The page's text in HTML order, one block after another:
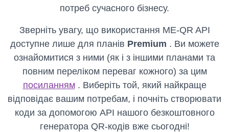
потреб сучасного бізнесу.
Зверніть увагу, що використання ME-QR API
доступне лише для планів Premium . Ви можете
ознайомитися з ними (як і з іншими планами та
повним переліком переваг кожного) за цим
посиланням. Виберіть той, який найкраще
відповідає вашим потребам, і почніть створювати
коди за допомогою API нашого безкоштовного
генератора QR-кодів вже сьогодні!